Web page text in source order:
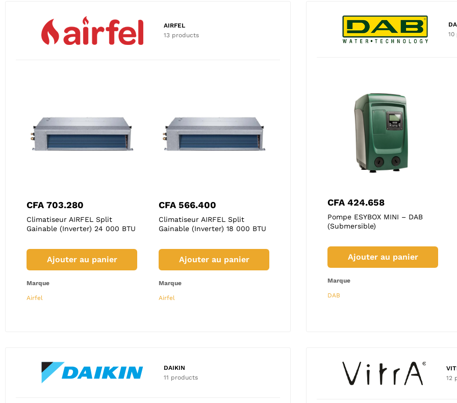
AIRFEL
13 products
CFA 703.280
Climatiseur AIRFEL Split
Gainable (Inverter) 24 000 BTU
Ajouter au panier
Marque
Airfel
CFA 566.400
Climatiseur AIRFEL Split
Gainable (Inverter) 18 000 BTU
Ajouter au panier
Marque
Airfel
478.490
Climatiseur AIRFEL Split Mural
(Inverter) 24 000 BTU
Ajouter au panier
10
CFA463.905
Pompe DRENAG 1200 – DAB
(Submersible)
Ajouter au panier
CFA209.197
Pompe Aquajet – DAB
(Submersible)
Ajouter au panier
CFA 424.658
Pompe ESYBOX MINI – DAB
(Submersible)
Ajouter au panier
Marque
DAB
DAIKIN
11 products
12